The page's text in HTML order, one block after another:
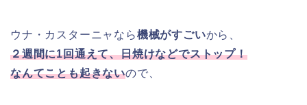
ウナ・カスターニャなら機械がすごいから、
２週間に1回通えて、日焼けなどでストップ！
なんてことも起きないので、